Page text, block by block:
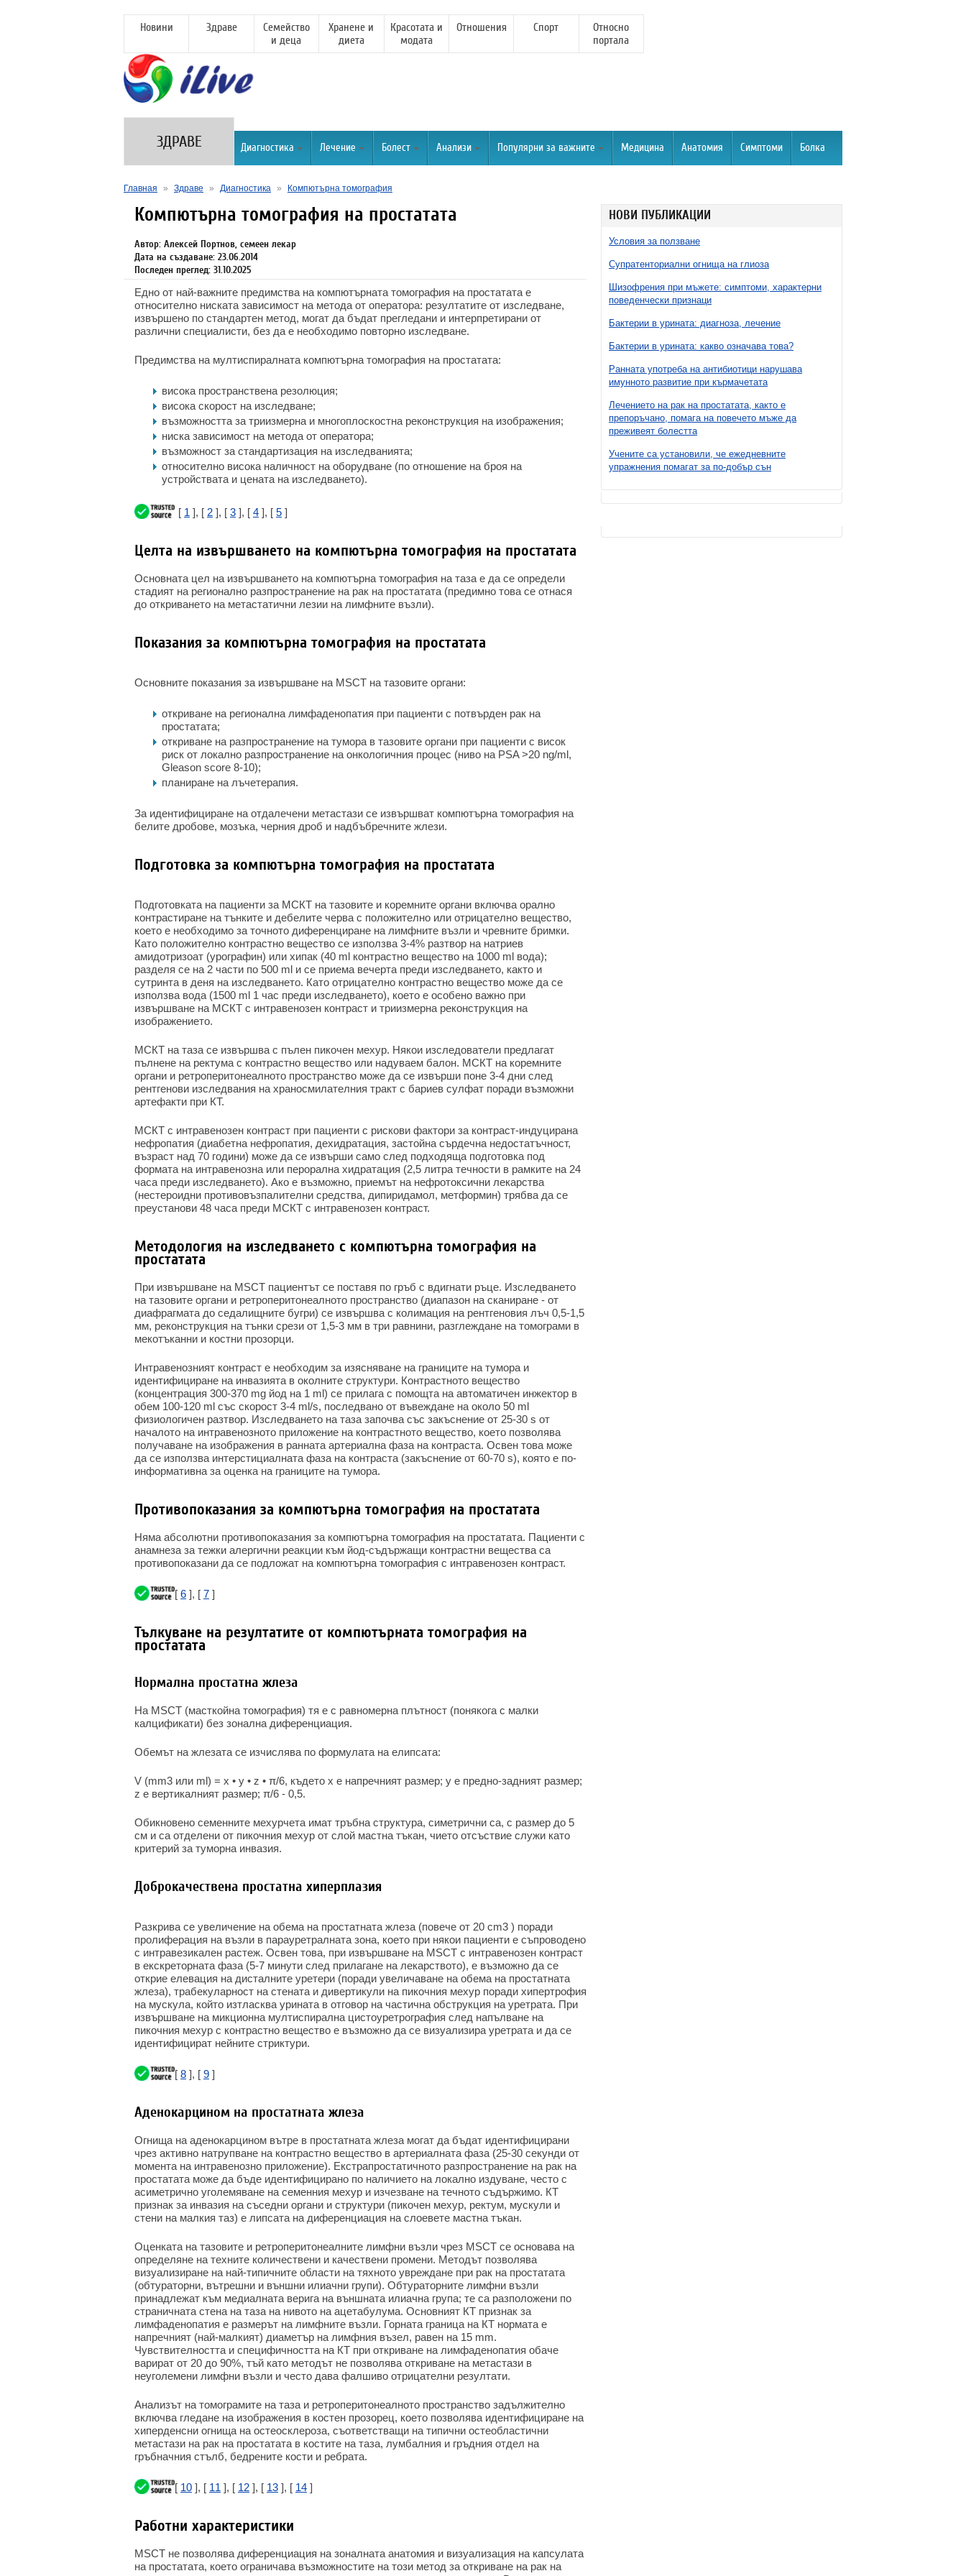
Новини Здраве
Семейство
и деца
Хранене и
диета
Красотата и
модата
Отношения Спорт
Относно
портала
ЗДРАВЕ Диагностика Лечение Болест Анализи Популярни за важните Медицина Анатомия Симптоми Болка
Главная » Здраве » Диагностика » Компютърна томография
НОВИ ПУБЛИКАЦИИ
Условия за ползване
Супратенториални огнища на глиоза
Шизофрения при мъжете: симптоми, характерни
поведенчески признаци
Бактерии в урината: диагноза, лечение
Бактерии в урината: какво означава това?
Ранната употреба на антибиотици нарушава
имунното развитие при кърмачетата
Лечението на рак на простатата, както е
препоръчано, помага на повечето мъже да
преживеят болестта
Учените са установили, че ежедневните
упражнения помагат за по-добър сън
Компютърна томография на простатата
Автор: Алексей Портнов, семеен лекар
Дата на създаване: 23.06.2014
Последен преглед: 31.10.2025
Едно от най-важните предимства на компютърната томография на простатата е
относително ниската зависимост на метода от оператора: резултатите от изследване,
извършено по стандартен метод, могат да бъдат прегледани и интерпретирани от
различни специалисти, без да е необходимо повторно изследване.
Предимства на мултиспиралната компютърна томография на простатата:
висока пространствена резолюция;
висока скорост на изследване;
възможността за триизмерна и многоплоскостна реконструкция на изображения;
ниска зависимост на метода от оператора;
възможност за стандартизация на изследванията;
относително висока наличност на оборудване (по отношение на броя на
устройствата и цената на изследването).
[ 1 ], [ 2 ], [ 3 ], [ 4 ], [ 5 ]
Целта на извършването на компютърна томография на простатата
Основната цел на извършването на компютърна томография на таза е да се определи
стадият на регионално разпространение на рак на простатата (предимно това се отнася
до откриването на метастатични лезии на лимфните възли).
Показания за компютърна томография на простатата
Основните показания за извършване на MSCT на тазовите органи:
откриване на регионална лимфаденопатия при пациенти с потвърден рак на
простатата;
откриване на разпространение на тумора в тазовите органи при пациенти с висок
риск от локално разпространение на онкологичния процес (ниво на PSA >20 ng/ml,
Gleason score 8-10);
планиране на лъчетерапия.
За идентифициране на отдалечени метастази се извършват компютърна томография на
белите дробове, мозъка, черния дроб и надбъбречните жлези.
Подготовка за компютърна томография на простатата
Подготовката на пациенти за МСКТ на тазовите и коремните органи включва орално
контрастиране на тънките и дебелите черва с положително или отрицателно вещество,
което е необходимо за точното диференциране на лимфните възли и чревните бримки.
Като положително контрастно вещество се използва 3-4% разтвор на натриев
амидотризоат (урографин) или хипак (40 ml контрастно вещество на 1000 ml вода);
разделя се на 2 части по 500 ml и се приема вечерта преди изследването, както и
сутринта в деня на изследването. Като отрицателно контрастно вещество може да се
използва вода (1500 ml 1 час преди изследването), което е особено важно при
извършване на МСКТ с интравенозен контраст и триизмерна реконструкция на
изображението.
МСКТ на таза се извършва с пълен пикочен мехур. Някои изследователи предлагат
пълнене на ректума с контрастно вещество или надуваем балон. МСКТ на коремните
органи и ретроперитонеалното пространство може да се извърши поне 3-4 дни след
рентгенови изследвания на храносмилателния тракт с бариев сулфат поради възможни
артефакти при КТ.
МСКТ с интравенозен контраст при пациенти с рискови фактори за контраст-индуцирана
нефропатия (диабетна нефропатия, дехидратация, застойна сърдечна недостатъчност,
възраст над 70 години) може да се извърши само след подходяща подготовка под
формата на интравенозна или перорална хидратация (2,5 литра течности в рамките на 24
часа преди изследването). Ако е възможно, приемът на нефротоксични лекарства
(нестероидни противовъзпалителни средства, дипиридамол, метформин) трябва да се
преустанови 48 часа преди МСКТ с интравенозен контраст.
Методология на изследването с компютърна томография на
простатата
При извършване на MSCT пациентът се поставя по гръб с вдигнати ръце. Изследването
на тазовите органи и ретроперитонеалното пространство (диапазон на сканиране - от
диафрагмата до седалищните бугри) се извършва с колимация на рентгеновия лъч 0,5-1,5
мм, реконструкция на тънки срези от 1,5-3 мм в три равнини, разглеждане на томограми в
мекотъканни и костни прозорци.
Интравенозният контраст е необходим за изясняване на границите на тумора и
идентифициране на инвазията в околните структури. Контрастното вещество
(концентрация 300-370 mg йод на 1 ml) се прилага с помощта на автоматичен инжектор в
обем 100-120 ml със скорост 3-4 ml/s, последвано от въвеждане на около 50 ml
физиологичен разтвор. Изследването на таза започва със закъснение от 25-30 s от
началото на интравенозното приложение на контрастното вещество, което позволява
получаване на изображения в ранната артериална фаза на контраста. Освен това може
да се използва интерстициалната фаза на контраста (закъснение от 60-70 s), която е по-
информативна за оценка на границите на тумора.
Противопоказания за компютърна томография на простатата
Няма абсолютни противопоказания за компютърна томография на простатата. Пациенти с
анамнеза за тежки алергични реакции към йод-съдържащи контрастни вещества са
противопоказани да се подложат на компютърна томография с интравенозен контраст.
[ 6 ], [ 7 ]
Тълкуване на резултатите от компютърната томография на
простатата
Нормална простатна жлеза
На MSCT (масткойна томография) тя е с равномерна плътност (понякога с малки
калцификати) без зонална диференциация.
Обемът на жлезата се изчислява по формулата на елипсата:
V (mm3 или ml) = x • y • z • π/6, където x е напречният размер; y е предно-задният размер;
z е вертикалният размер; π/6 - 0,5.
Обикновено семенните мехурчета имат тръбна структура, симетрични са, с размер до 5
см и са отделени от пикочния мехур от слой мастна тъкан, чието отсъствие служи като
критерий за туморна инвазия.
Доброкачествена простатна хиперплазия
Разкрива се увеличение на обема на простатната жлеза (повече от 20 cm3 ) поради
пролиферация на възли в парауретралната зона, което при някои пациенти е съпроводено
с интравезикален растеж. Освен това, при извършване на MSCT с интравенозен контраст
в екскреторната фаза (5-7 минути след прилагане на лекарството), е възможно да се
открие елевация на дисталните уретери (поради увеличаване на обема на простатната
жлеза), трабекуларност на стената и дивертикули на пикочния мехур поради хипертрофия
на мускула, който изтласква урината в отговор на частична обструкция на уретрата. При
извършване на микционна мултиспирална цистоуретрография след напълване на
пикочния мехур с контрастно вещество е възможно да се визуализира уретрата и да се
идентифицират нейните стриктури.
[ 8 ], [ 9 ]
Аденокарцином на простатната жлеза
Огнища на аденокарцином вътре в простатната жлеза могат да бъдат идентифицирани
чрез активно натрупване на контрастно вещество в артериалната фаза (25-30 секунди от
момента на интравенозно приложение). Екстрапростатичното разпространение на рак на
простатата може да бъде идентифицирано по наличието на локално издуване, често с
асиметрично уголемяване на семенния мехур и изчезване на течното съдържимо. КТ
признак за инвазия на съседни органи и структури (пикочен мехур, ректум, мускули и
стени на малкия таз) е липсата на диференциация на слоевете мастна тъкан.
Оценката на тазовите и ретроперитонеалните лимфни възли чрез MSCT се основава на
определяне на техните количествени и качествени промени. Методът позволява
визуализиране на най-типичните области на тяхното увреждане при рак на простатата
(обтураторни, вътрешни и външни илиачни групи). Обтураторните лимфни възли
принадлежат към медиалната верига на външната илиачна група; те са разположени по
страничната стена на таза на нивото на ацетабулума. Основният КТ признак за
лимфаденопатия е размерът на лимфните възли. Горната граница на КТ нормата е
напречният (най-малкият) диаметър на лимфния възел, равен на 15 mm.
Чувствителността и специфичността на КТ при откриване на лимфаденопатия обаче
варират от 20 до 90%, тъй като методът не позволява откриване на метастази в
неуголемени лимфни възли и често дава фалшиво отрицателни резултати.
Анализът на томограмите на таза и ретроперитонеалното пространство задължително
включва гледане на изображения в костен прозорец, което позволява идентифициране на
хиперденсни огнища на остеосклероза, съответстващи на типични остеобластични
метастази на рак на простатата в костите на таза, лумбалния и гръдния отдел на
гръбначния стълб, бедрените кости и ребрата.
[ 10 ], [ 11 ], [ 12 ], [ 13 ], [ 14 ]
Работни характеристики
MSCT не позволява диференциация на зоналната анатомия и визуализация на капсулата
на простатата, което ограничава възможностите на този метод за откриване на рак на